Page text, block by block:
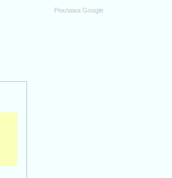
Реклама Google